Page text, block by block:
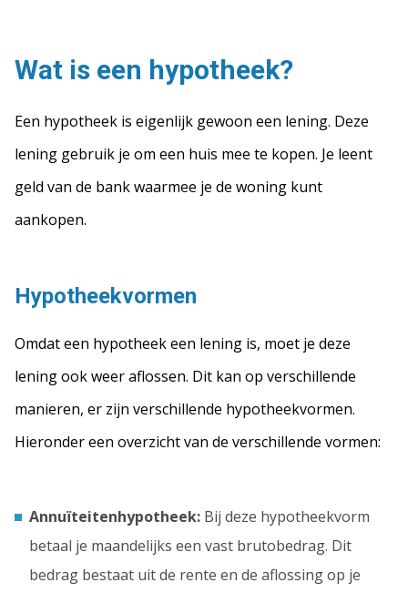
Wat is een hypotheek?
Een hypotheek is eigenlijk gewoon een lening. Deze
lening gebruik je om een huis mee te kopen. Je leent
geld van de bank waarmee je de woning kunt
aankopen.
Hypotheekvormen
Omdat een hypotheek een lening is, moet je deze
lening ook weer aflossen. Dit kan op verschillende
manieren, er zijn verschillende hypotheekvormen.
Hieronder een overzicht van de verschillende vormen:
Annuïteitenhypotheek: Bij deze hypotheekvorm
betaal je maandelijks een vast brutobedrag. Dit
bedrag bestaat uit de rente en de aflossing op je